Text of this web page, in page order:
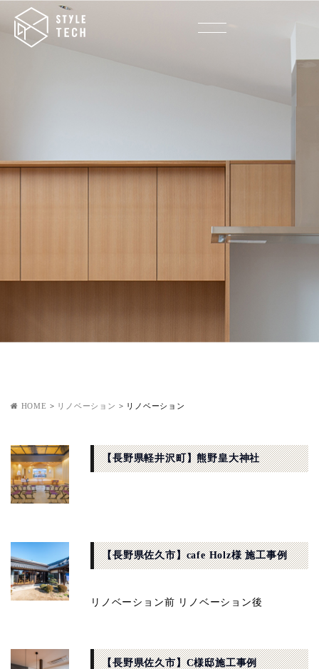
HOME > リノベーション > リノベーション
【長野県軽井沢町】熊野皇大神社
【長野県佐久市】cafe Holz様 施工事例
リノベーション前 リノベーション後
【長野県佐久市】C様邸施工事例